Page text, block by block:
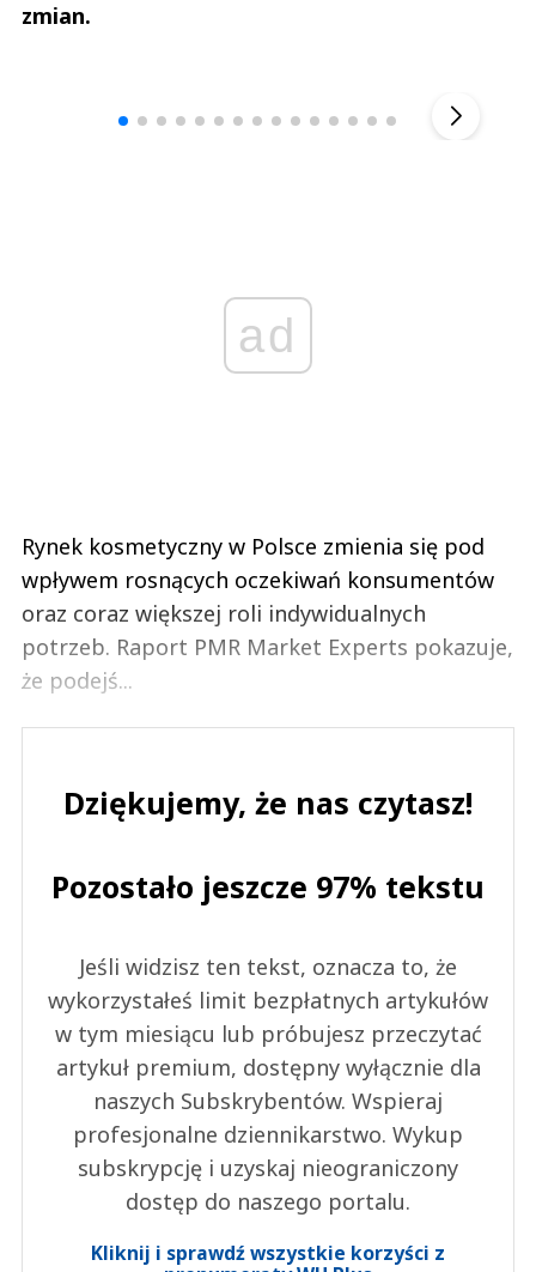
zmian.
ad
Rynek kosmetyczny w Polsce zmienia się pod
wpływem rosnących oczekiwań konsumentów
oraz coraz większej roli indywidualnych
potrzeb. Raport PMR Market Experts pokazuje,
że podejś...
Dziękujemy, że nas czytasz!
Pozostało jeszcze 97% tekstu
Jeśli widzisz ten tekst, oznacza to, że
wykorzystałeś limit bezpłatnych artykułów
w tym miesiącu lub próbujesz przeczytać
artykuł premium, dostępny wyłącznie dla
naszych Subskrybentów. Wspieraj
profesjonalne dziennikarstwo. Wykup
subskrypcję i uzyskaj nieograniczony
dostęp do naszego portalu.
Kliknij i sprawdź wszystkie korzyści z